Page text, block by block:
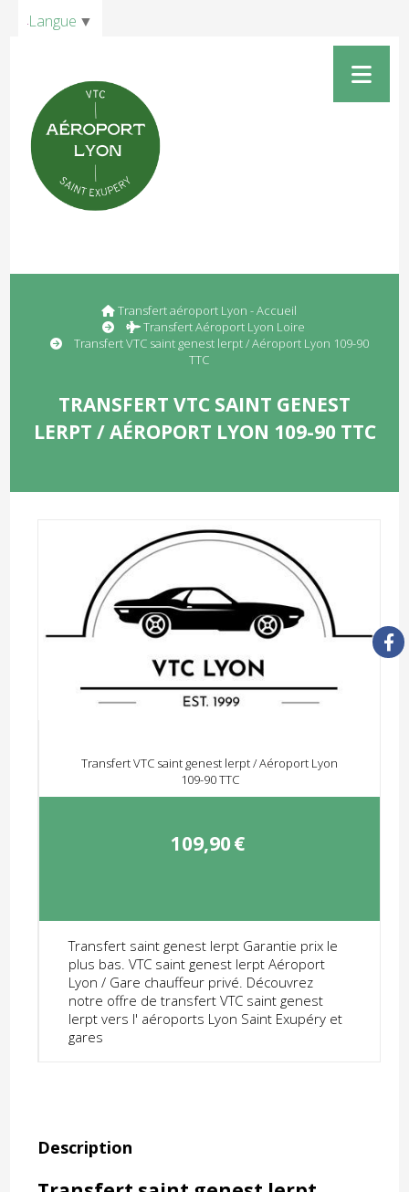
Transfert aéroport Lyon - Accueil
Transfert Aéroport Lyon Loire
Transfert VTC saint genest lerpt / Aéroport Lyon 109-90
TTC
TRANSFERT VTC SAINT GENEST
LERPT / AÉROPORT LYON 109-90 TTC
Transfert VTC saint genest lerpt / Aéroport Lyon
109-90 TTC
109,90€
Transfert saint genest lerpt Garantie prix le
plus bas. VTC saint genest lerpt Aéroport
Lyon / Gare chauffeur privé. Découvrez
notre offre de transfert VTC saint genest
lerpt vers l' aéroports Lyon Saint Exupéry et
gares
Description
Langue ▼